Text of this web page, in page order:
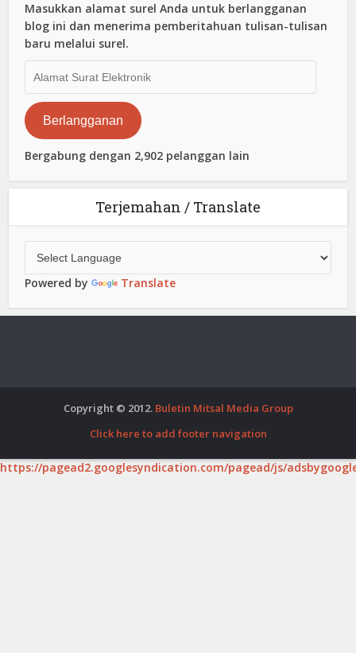
Masukkan alamat surel Anda untuk berlangganan
blog ini dan menerima pemberitahuan tulisan-tulisan
baru melalui surel.
Surat
Elektronik
Berlangganan
Bergabung dengan 2,902 pelanggan lain
Terjemahan / Translate
Powered by Translate
Copyright © 2012. Buletin Mitsal Media Group
Click here to add footer navigation
https://pagead2.googlesyndication.com/pagead/js/